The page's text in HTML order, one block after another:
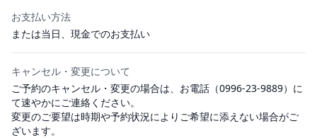
お支払い方法
または当日、現金でのお支払い
キャンセル・変更について
ご予約のキャンセル・変更の場合は、お電話（0996-23-9889）に
て速やかにご連絡ください。
変更のご要望は時期や予約状況によりご希望に添えない場合がご
ざいます。